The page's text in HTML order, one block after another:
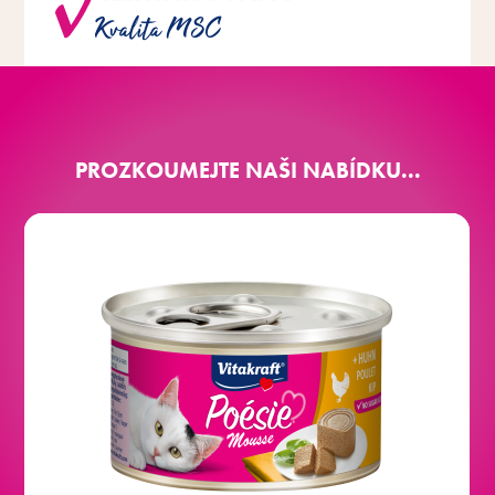
Kvalita MSC
MSC pocházející z udržitelného rybolovu.
PROZKOUMEJTE NAŠI NABÍDKU...